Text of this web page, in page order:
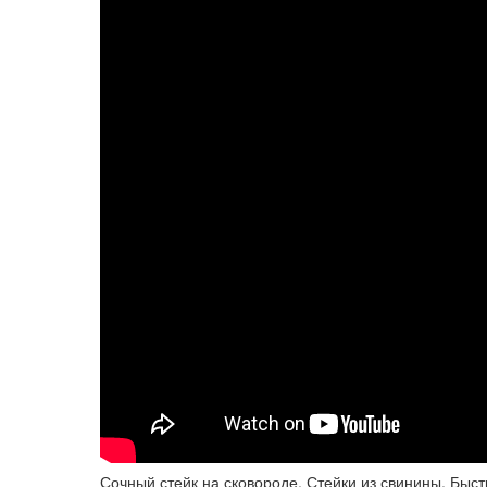
Сочный стейк на сковороде, Стейки из свинины,